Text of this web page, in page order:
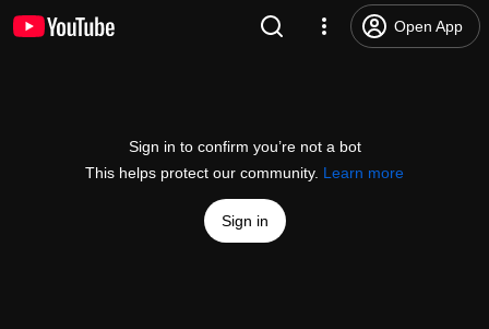
Open App
Sign in to confirm you’re not a bot
This helps protect our community. Learn more
Sign in